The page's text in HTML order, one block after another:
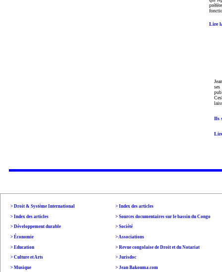
Lire
Ils
> Droit & Système International > Index des articles
> Index des articles
> Sources documentaires sur le bassin du Congo
> Développement durable > Société
> Économie > Associations
> Education
> Revue congolaise de Droit et du Notariat
> Culture et Arts
> Jurisdoc
> Musique > Jean Bakouma.com